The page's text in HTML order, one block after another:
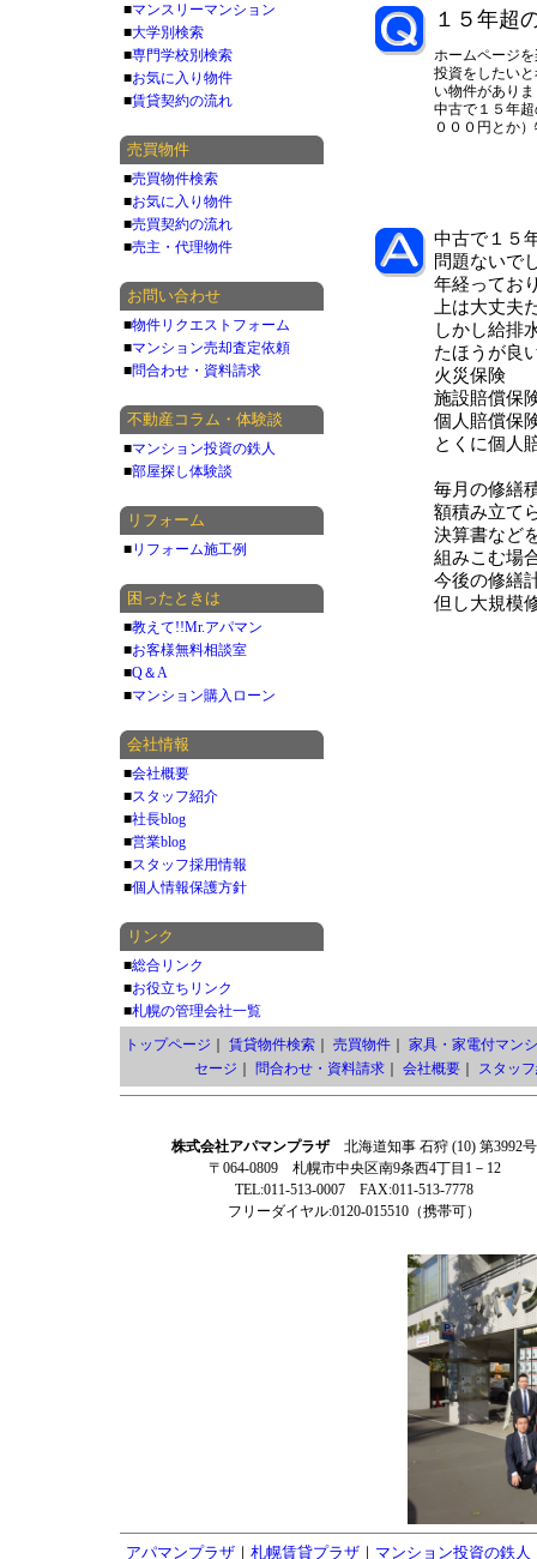
１５年超
ホームページ
投資をしたい
い物件があり
中古で１５年
０００円とか
中古で１５
問題ないで
年経ってお
上は大丈夫
しかし給排
たほうが良
火災保険
施設賠償保
個人賠償保
とくに個人
毎月の修繕
額積み立て
決算書など
組みこむ場
今後の修繕
但し大規模
■マンスリーマンション
■大学別検索
■専門学校別検索
■お気に入り物件
■賃貸契約の流れ
売買物件
■売買物件検索
■お気に入り物件
■売買契約の流れ
■売主・代理物件
お問い合わせ
■物件リクエストフォーム
■マンション売却査定依頼
■問合わせ・資料請求
不動産コラム・体験談
■マンション投資の鉄人
■部屋探し体験談
リフォーム
■リフォーム施工例
困ったときは
■教えて!!Mr.アパマン
■お客様無料相談室
■Q＆A
■マンション購入ローン
会社情報
■会社概要
■スタッフ紹介
■社長blog
■営業blog
■スタッフ採用情報
■個人情報保護方針
リンク
■総合リンク
■お役立ちリンク
■札幌の管理会社一覧
トップページ
賃貸物件検索｜ 売買物件｜ 家具・家電付マン
セージ
問合わせ・資料請求｜ 会社概要｜ スタッ
株式会社アパマンプラザ北海道知事 石狩 (10) 第3992号
〒064-0809 札幌市中央区南9条西4丁目1－12
TEL:011-513-0007 FAX:011-513-7778
フリーダイヤル:0120-015510（携帯可）
アパマンプラザ ｜ 札幌賃貸プラザ ｜ マンション投資の鉄人